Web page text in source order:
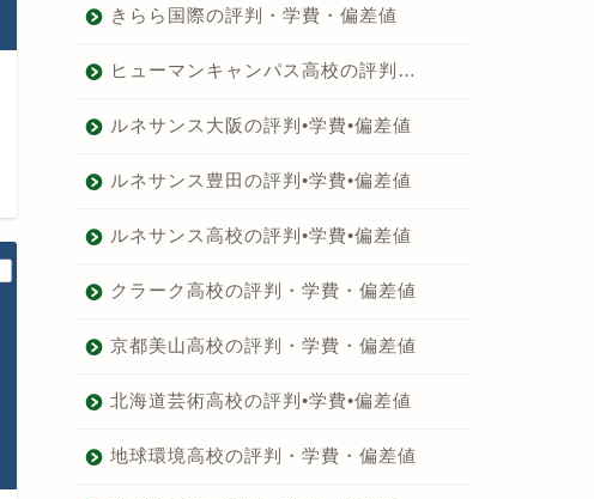
きらら国際の評判・学費・偏差値
ヒューマンキャンパス高校の評判…
ルネサンス大阪の評判•学費•偏差値
ルネサンス豊田の評判•学費•偏差値
ルネサンス高校の評判•学費•偏差値
クラーク高校の評判・学費・偏差値
京都美山高校の評判・学費・偏差値
北海道芸術高校の評判•学費•偏差値
地球環境高校の評判・学費・偏差値